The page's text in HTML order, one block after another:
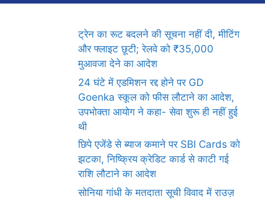
ट्रेन का रूट बदलने की सूचना नहीं दी, मीटिंग
और फ्लाइट छूटी; रेलवे को ₹35,000
मुआवजा देने का आदेश
24 घंटे में एडमिशन रद्द होने पर GD
Goenka स्कूल को फीस लौटाने का आदेश,
उपभोक्ता आयोग ने कहा- सेवा शुरू ही नहीं हुई
थी
छिपे एजेंडे से ब्याज कमाने पर SBI Cards को
झटका, निष्क्रिय क्रेडिट कार्ड से काटी गई
राशि लौटाने का आदेश
सोनिया गांधी के मतदाता सूची विवाद में राउज़